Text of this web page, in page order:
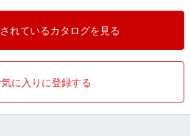
れているカタログを見る
に入りに登録する